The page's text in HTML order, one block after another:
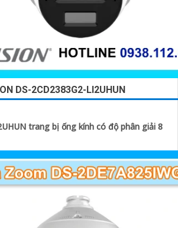
DS-2CD2383G2-LI2UHUN
trang bị ống kính có độ phân giải 8